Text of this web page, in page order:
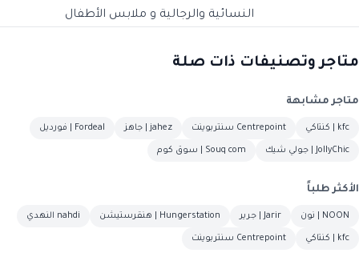
النسائية والرجالية و ملابس الأطفال
متاجر وتصنيفات ذات صلة
متاجر مشابهة
kfc | كنتاكي Centrepoint سنتربوينت jahez | جاهز Fordeal | فورديل
JollyChic | جولي شيك Souq com | سوق كوم
الأكثر طلباً
NOON | نون Jarir | جرير Hungerstation | هنقرستيشن nahdi النهدي
kfc | كنتاكي Centrepoint سنتربوينت